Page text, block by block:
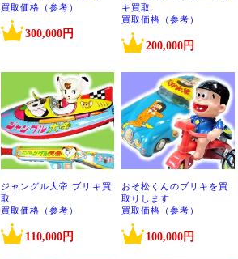
買取価格（参考）
300,000円
キ買取
買取価格（参考）
200,000円
ジャングル大帝 ブリキ買
取
買取価格（参考）
110,000円
おそ松くんのブリキを買
取りします
買取価格（参考）
100,000円